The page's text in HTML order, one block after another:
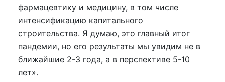
фармацевтику и медицину, в том числе
интенсификацию капитального
строительства. Я думаю, это главный итог
пандемии, но его результаты мы увидим не в
ближайшие 2-3 года, а в перспективе 5-10
лет».